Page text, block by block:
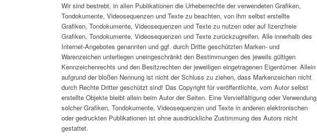
Wir sind bestrebt, in allen Publikationen die Urheberrechte der verwendeten Grafiken,
Tondokumente, Videosequenzen und Texte zu beachten, von ihm selbst erstellte
Grafiken, Tondokumente, Videosequenzen und Texte zu nutzen oder auf lizenzfreie
Grafiken, Tondokumente, Videosequenzen und Texte zurückzugreifen. Alle innerhalb des
Internet-Angebotes genannten und ggf. durch Dritte geschützten Marken- und
Warenzeichen unterliegen uneingeschränkt den Bestimmungen des jeweils gültigen
Kennzeichenrechts und den Besitzrechten der jeweiligen eingetragenen Eigentümer. Allein
aufgrund der bloßen Nennung ist nicht der Schluss zu ziehen, dass Markenzeichen nicht
durch Rechte Dritter geschützt sind! Das Copyright für veröffentlichte, vom Autor selbst
erstellte Objekte bleibt allein beim Autor der Seiten. Eine Vervielfältigung oder Verwendung
solcher Grafiken, Tondokumente, Videosequenzen und Texte in anderen elektronischen
oder gedruckten Publikationen ist ohne ausdrückliche Zustimmung des Autors nicht
gestattet.